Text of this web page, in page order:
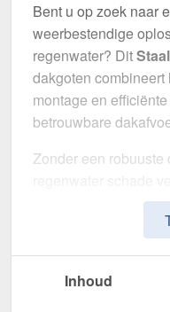
Bent u op zoek naar
weerbestendige
regenwater? Dit
dakgoten
montage en
betrouwbare
Zonder een
funderingen en
speciaal ontwikkeld
eenvoudige installatie.
Inhoud